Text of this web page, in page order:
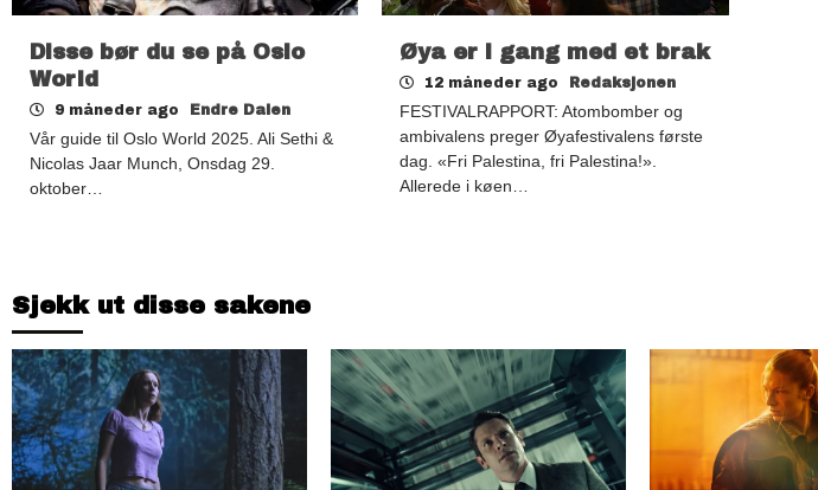
Disse bør du se på Oslo
World
9 måneder ago Endre Dalen
Vår guide til Oslo World 2025. Ali Sethi &
Nicolas Jaar Munch, Onsdag 29.
oktober…
Øya er i gang med et brak
12 måneder ago Redaksjonen
FESTIVALRAPPORT: Atombomber og
ambivalens preger Øyafestivalens første
dag. «Fri Palestina, fri Palestina!».
Allerede i køen…
Sjekk ut disse sakene